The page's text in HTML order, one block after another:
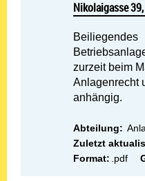
Nikolaigasse
Beiliegendes
zurzeit beim
Anlagenrecht
anhängig.
Abteilung:
Zuletzt
Format: .pdf